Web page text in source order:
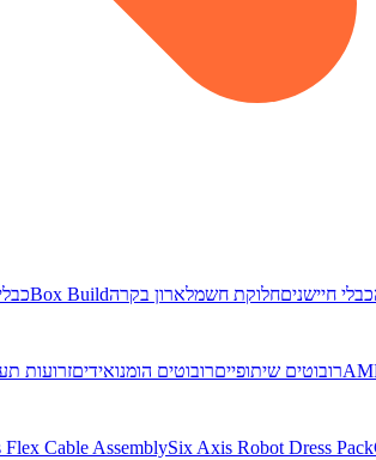
כבלי חיישניםחלוקת חשמלארון בקרהBox Build
רובוטים שיתופייםרובוטים הומנואידיםזרועות
Flex Cable AssemblySix Axis Robot Dress Pack